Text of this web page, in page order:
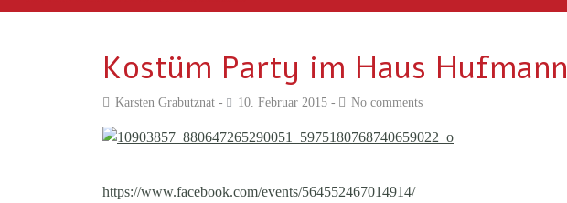
Kostüm Party im Haus Hufmann
Karsten Grabutznat 10. Februar 2015 No comments
https://www.facebook.com/events/564552467014914/